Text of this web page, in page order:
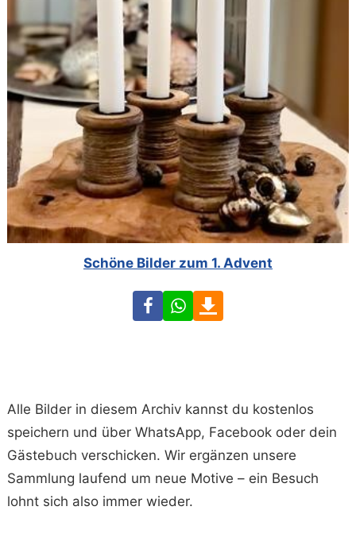
Schöne Bilder zum 1. Advent
FacebookWhatsApp
Alle Bilder in diesem Archiv kannst du kostenlos
speichern und über WhatsApp, Facebook oder dein
Gästebuch verschicken. Wir ergänzen unsere
Sammlung laufend um neue Motive – ein Besuch
lohnt sich also immer wieder.